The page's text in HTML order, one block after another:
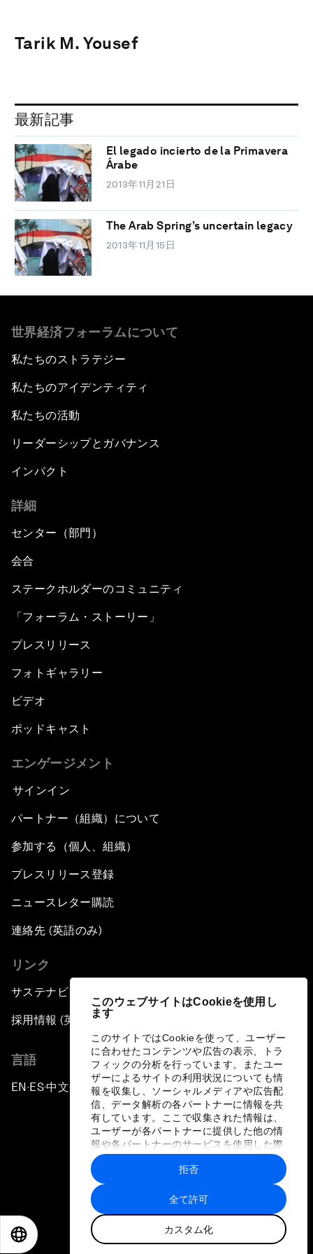
このウェブサイトはCookieを使用し
ます
このサイトではCookieを使って、ユーザー
に合わせたコンテンツや広告の表示、トラ
フィックの分析を行っています。またユー
ザーによるサイトの利用状況についても情
報を収集し、ソーシャルメディアや広告配
信、データ解析の各パートナーに情報を共
有しています。ここで収集された情報は、
ユーザーが各パートナーに提供した他の情
報や各パートナーのサービスを使用した際
に収集された情報と組み合わされ、各パー
トナーによって使用されることがありま
す。
全て許可
カスタム化
拒否
Tarik M. Yousef
最新記事
El legado incierto de la Primavera
Árabe
2013年11月21日
The Arab Spring’s uncertain legacy
2013年11月15日
世界経済フォーラムについて
私たちのストラテジー
私たちのアイデンティティ
私たちの活動
リーダーシップとガバナンス
インパクト
詳細
センター（部門）
会合
ステークホルダーのコミュニティ
「フォーラム・ストーリー」
プレスリリース
フォトギャラリー
ビデオ
ポッドキャスト
エンゲージメント
サインイン
パートナー（組織）について
参加する（個人、組織）
プレスリリース登録
ニュースレター購読
連絡先 (英語のみ)
リンク
サステナビリティへの取り組み
採用情報 (英語のみ)
言語
EN ▪ES▪中文▪ 日本語
プライバシーポリシーと利用規約
サイトマップ
©
世界経済フォーラム